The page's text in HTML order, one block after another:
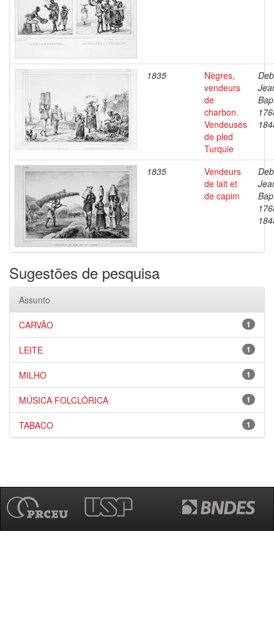
1835
Nègres,
vendeurs
de
charbon.
Vendeuses
de pled
Turquie
1835
Vendeurs
de lait et
de capim
Sugestões de pesquisa
Assunto
1
CARVÃO
1
LEITE
1
MILHO
1
MÚSICA FOLCLÓRICA
1
TABACO